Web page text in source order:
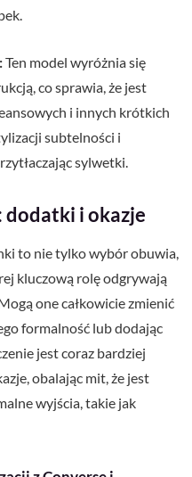
Ten model wyróżnia się
co sprawia, że jest
i innych krótkich
subtelności i
sylwetki.
dodatki i okazje
to nie tylko wybór obuwia,
kluczową rolę odgrywają
one całkowicie zmienić
formalność lub dodając
jest coraz bardziej
obalając mit, że jest
wyjścia, takie jak